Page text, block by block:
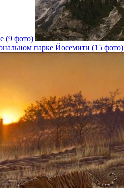
(9 фото)
парке Йосемити (15 фото)